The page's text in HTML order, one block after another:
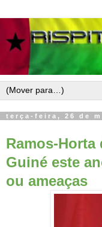
terça-feira, 26 de
Ramos-Horta
Guiné este
ou ameaças